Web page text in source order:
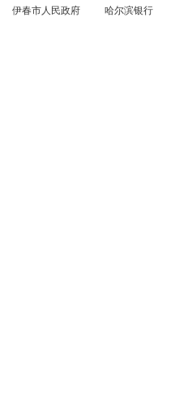
伊春市人民政府
哈尔滨银行